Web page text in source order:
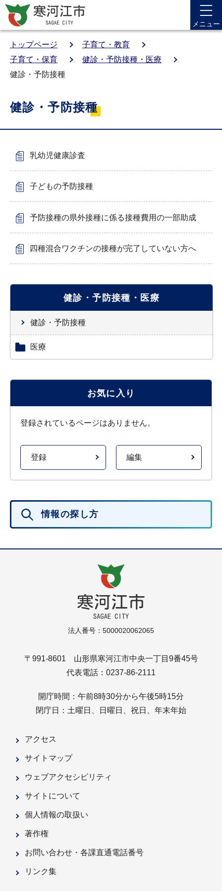
メニュー
トップページ
子育て・教育
子育て・保育
健診・予防接種・医療
健診・予防接種
健診・予防接種
乳幼児健康診査
子どもの予防接種
予防接種の県外接種に係る接種費用の一部助成
四種混合ワクチンの接種が完了していない方へ
健診・予防接種・医療
健診・予防接種
医療
お気に入り
登録されているページはありません。
登録 編集
情報の探し方
法人番号：5000020062065
〒991-8601 山形県寒河江市中央一丁目9番45号
代表電話：0237-86-2111
開庁時間：午前8時30分から午後5時15分
閉庁日：土曜日、日曜日、祝日、年末年始
アクセス
サイトマップ
ウェブアクセシビリティ
サイトについて
個人情報の取扱い
著作権
お問い合わせ・各課直通電話番号
リンク集